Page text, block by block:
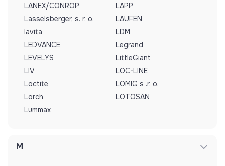
LANEX/CONROP
LAPP
Lasselsberger, s. r. o.
LAUFEN
lavita
LDM
LEDVANCE
Legrand
LEVELYS
LittleGiant
LIV
LOC-LINE
Loctite
LOMIG s .r. o.
Lorch
LOTOSAN
Lummax
M